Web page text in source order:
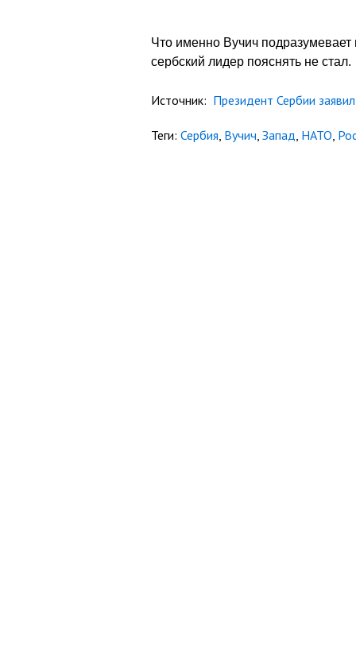
Что именно Вучич
сербский лидер пояснять не стал.
Источник: Президент Сербии
Теги: Сербия, Вучич, Запад, НАТО,